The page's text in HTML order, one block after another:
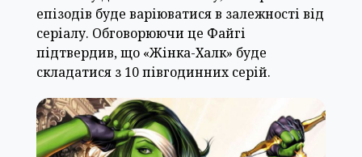
епізодів буде варіюватися в залежності від
серіалу. Обговорюючи це Файгі
підтвердив, що «Жінка-Халк» буде
складатися з 10 півгодинних серій.